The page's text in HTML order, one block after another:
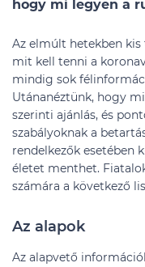
hogy mi legyen a
Az elmúlt hetekben kis
mit kell tenni a
mindig sok
Utánanéztünk, hogy
szerinti ajánlás, és
szabályoknak a
rendelkezők esetében
életet menthet.
számára a következő
Az alapok
Az alapvető